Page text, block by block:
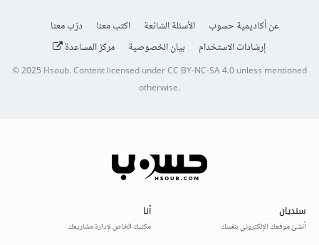
عن أكاديمية حسوب الأسئلة الشائعة اكتب معنا
درّب معنا
إرشادات الاستخدام
بيان الخصوصية مركز المساعدة
© 2025Hsoub.Content licensed underCC BY-NC-SA 4.0unless mentioned
otherwise.